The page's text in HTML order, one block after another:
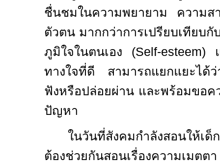
ชื่นชมในความพยายาม ความ
ตัวตน มากกว่าการเปรียบเทียบ
ภูมิใจในตนเอง (Self-esteem)
ทางใจที่ดี สามารถแยกแยะได้ว่
ฟังหรือปล่อยผ่าน และพร้อมขอค
ปัญหา
ในวันที่สังคมกำลังสอนให้
ต้องช่วยกันสอนเรื่องความเมต